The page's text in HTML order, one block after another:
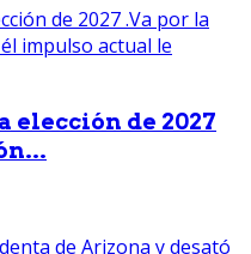
elección de 2027